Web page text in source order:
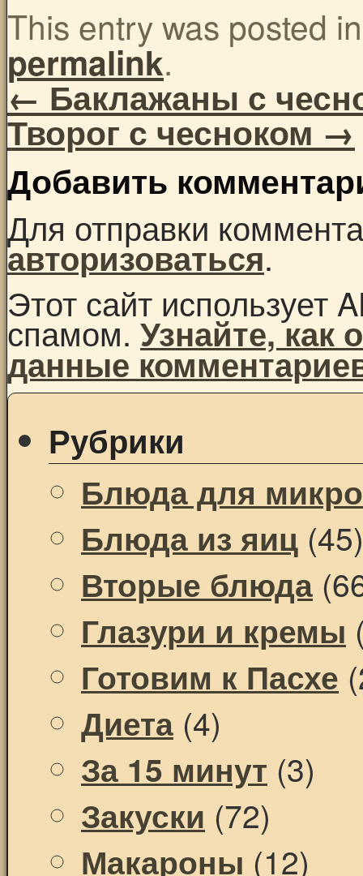
This entry was posted
permalink.
←Баклажаны с
Творог с чесноком→
Добавить
Для отправки
авторизоваться.
Этот сайт использует
спамом.Узнайте,
данные
Рубрики
Блюда для
Блюда из яиц (45)
Вторые блюда
Глазури и кремы
Готовим к Пасхе
Диета (4)
За 15 минут (3)
Закуски (72)
Макароны (12)